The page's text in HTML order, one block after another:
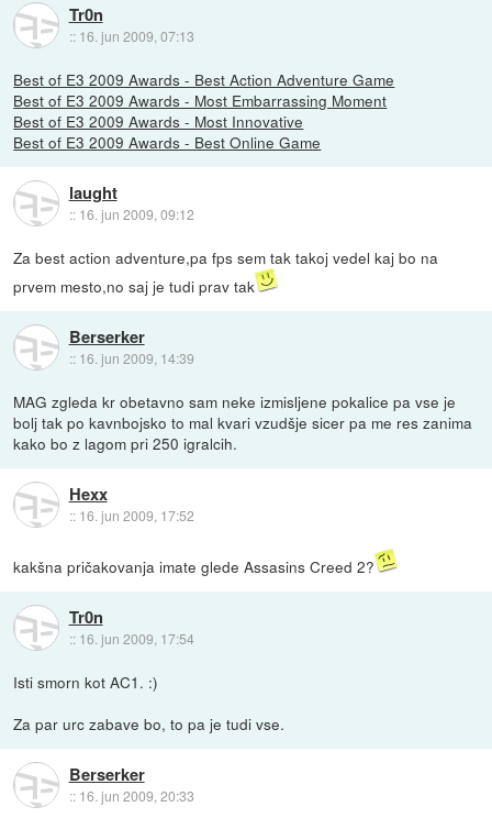
Tr0n
:: 16. jun 2009, 07:13
Best of E3 2009 Awards - Best Action Adventure Game
Best of E3 2009 Awards - Most Embarrassing Moment
Best of E3 2009 Awards - Most Innovative
Best of E3 2009 Awards - Best Online Game
laught
:: 16. jun 2009, 09:12
Za best action adventure,pa fps sem tak takoj vedel kaj bo na
prvem mesto,no saj je tudi prav tak
Berserker
:: 16. jun 2009, 14:39
MAG zgleda kr obetavno sam neke izmisljene pokalice pa vse je
bolj tak po kavnbojsko to mal kvari vzudšje sicer pa me res zanima
kako bo z lagom pri 250 igralcih.
Hexx
:: 16. jun 2009, 17:52
kakšna pričakovanja imate glede Assasins Creed 2?
Tr0n
:: 16. jun 2009, 17:54
Isti smorn kot AC1. :)
Za par urc zabave bo, to pa je tudi vse.
Berserker
:: 16. jun 2009, 20:33